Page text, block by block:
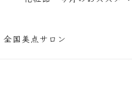
全国美点サロン